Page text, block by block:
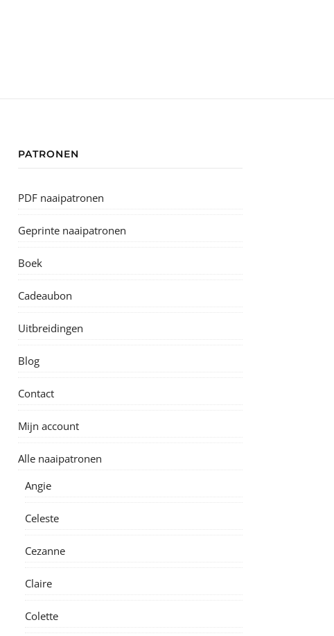
PATRONEN
PDF naaipatronen
Geprinte naaipatronen
Boek
Cadeaubon
Uitbreidingen
Blog
Contact
Mijn account
Alle naaipatronen
Angie
Celeste
Cezanne
Claire
Colette